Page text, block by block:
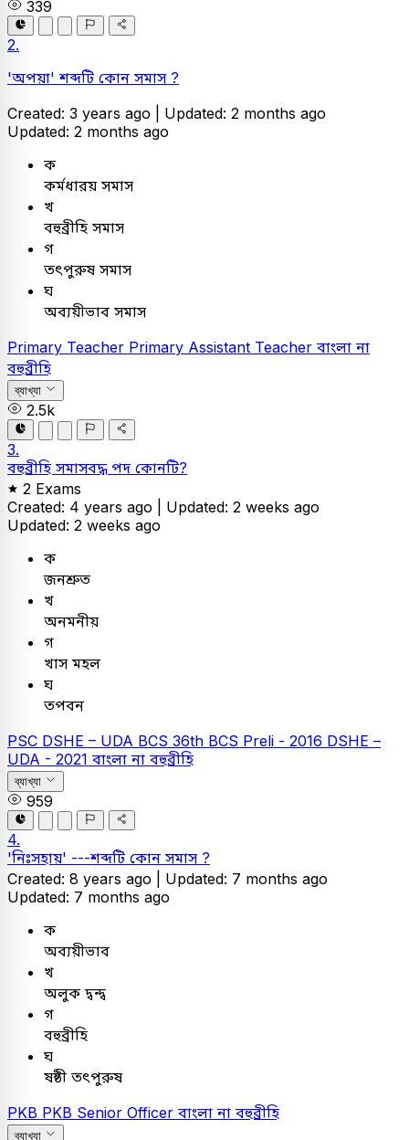
339
2.
'অপয়া' শব্দটি কোন সমাস ?
Created: 3 years ago | Updated: 2 months ago
Updated: 2 months ago
ক
কর্মধারয় সমাস
খ
বহুব্রীহি সমাস
গ
তৎপুরুষ সমাস
ঘ
অব্যয়ীভাব সমাস
Primary Teacher Primary Assistant Teacher বাংলা না
বহুব্রীহি
ব্যাখ্যা
2.5k
3.
বহুব্রীহি সমাসবদ্ধ পদ কোনটি?
2 Exams
Created: 4 years ago | Updated: 2 weeks ago
Updated: 2 weeks ago
ক
জনশ্রুত
খ
অনমনীয়
গ
খাস মহল
ঘ
তপবন
PSC DSHE – UDA BCS 36th BCS Preli - 2016 DSHE –
UDA - 2021 বাংলা না বহুব্রীহি
ব্যাখ্যা
959
4.
'নিঃসহায়' ---শব্দটি কোন সমাস ?
Created: 8 years ago | Updated: 7 months ago
Updated: 7 months ago
ক
অব্যয়ীভাব
খ
অলুক দ্বন্দ্ব
গ
বহুব্রীহি
ঘ
ষষ্ঠী তৎপুরুষ
PKB PKB Senior Officer বাংলা না বহুব্রীহি
ব্যাখ্যা